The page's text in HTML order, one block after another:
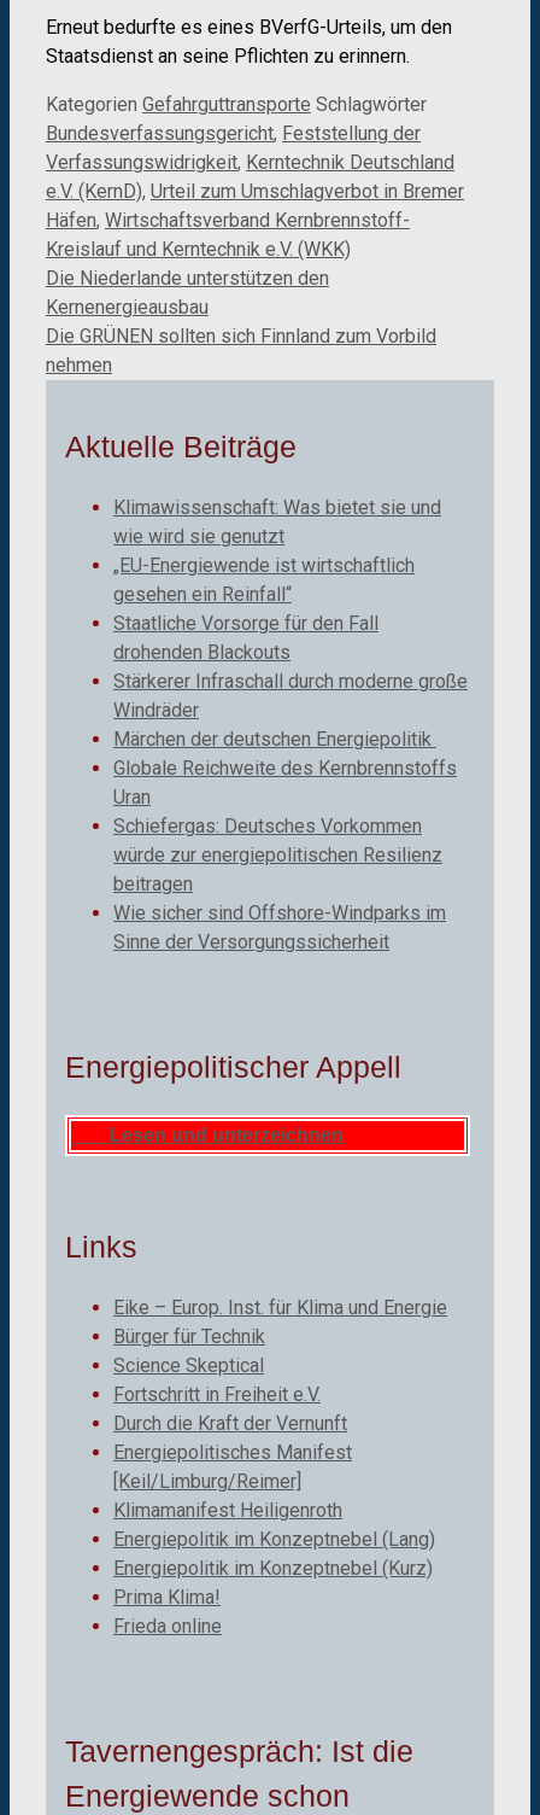
Erneut bedurfte es eines BVerfG-Urteils, um den
Staatsdienst an seine Pflichten zu erinnern.
Kategorien Gefahrguttransporte Schlagwörter
Bundesverfassungsgericht, Feststellung der
Verfassungswidrigkeit, Kerntechnik Deutschland
e.V. (KernD), Urteil zum Umschlagverbot in Bremer
Häfen, Wirtschaftsverband Kernbrennstoff-
Kreislauf und Kerntechnik e.V. (WKK)
Die Niederlande unterstützen den
Kernenergieausbau
Die GRÜNEN sollten sich Finnland zum Vorbild
nehmen
Aktuelle Beiträge
Klimawissenschaft: Was bietet sie und
wie wird sie genutzt
„EU-Energiewende ist wirtschaftlich
gesehen ein Reinfall“
Staatliche Vorsorge für den Fall
drohenden Blackouts
Stärkerer Infraschall durch moderne große
Windräder
Märchen der deutschen Energiepolitik
Globale Reichweite des Kernbrennstoffs
Uran
Schiefergas: Deutsches Vorkommen
würde zur energiepolitischen Resilienz
beitragen
Wie sicher sind Offshore-Windparks im
Sinne der Versorgungssicherheit
Energiepolitischer Appell
Lesen und unterzeichnen
Links
Eike – Europ. Inst. für Klima und Energie
Bürger für Technik
Science Skeptical
Fortschritt in Freiheit e.V.
Durch die Kraft der Vernunft
Energiepolitisches Manifest
[Keil/Limburg/Reimer]
Klimamanifest Heiligenroth
Energiepolitik im Konzeptnebel (Lang)
Energiepolitik im Konzeptnebel (Kurz)
Prima Klima!
Frieda online
Tavernengespräch: Ist die
Energiewende schon